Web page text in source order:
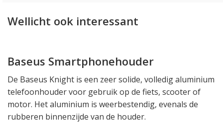
Wellicht ook interessant
Baseus Smartphonehouder
De Baseus Knight is een zeer solide, volledig aluminium
telefoonhouder voor gebruik op de fiets, scooter of
motor. Het aluminium is weerbestendig, evenals de
rubberen binnenzijde van de houder.